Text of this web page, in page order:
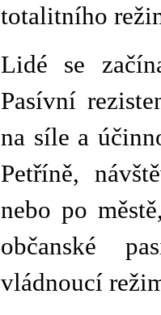
totalitního
Lidé se
Pasívní
na síle a
Petříně,
nebo po
občanské
vládnoucí